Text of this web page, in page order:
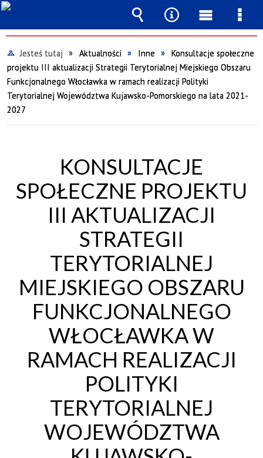
Jesteś tutaj Aktualności Inne
Konsultacje społeczne
projektu III aktualizacji Strategii Terytorialnej Miejskiego Obszaru
Funkcjonalnego Włocławka w ramach realizacji Polityki
Terytorialnej Województwa Kujawsko-Pomorskiego na lata 2021-
2027
KONSULTACJE
SPOŁECZNE PROJEKTU
III AKTUALIZACJI
STRATEGII
TERYTORIALNEJ
MIEJSKIEGO OBSZARU
FUNKCJONALNEGO
WŁOCŁAWKA W
RAMACH REALIZACJI
POLITYKI
TERYTORIALNEJ
WOJEWÓDZTWA
Wyszukiwarka
Narzędzia
Menu
główne